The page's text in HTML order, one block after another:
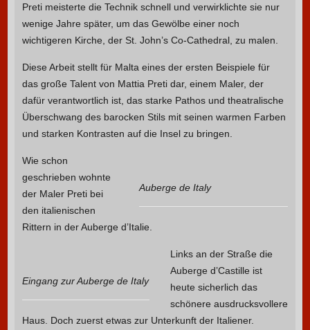
Preti meisterte die Technik schnell und verwirklichte sie nur
wenige Jahre später, um das Gewölbe einer noch
wichtigeren Kirche, der St. John’s Co-Cathedral, zu malen.
Diese Arbeit stellt für Malta eines der ersten Beispiele für
das große Talent von Mattia Preti dar, einem Maler, der
dafür verantwortlich ist, das starke Pathos und theatralische
Überschwang des barocken Stils mit seinen warmen Farben
und starken Kontrasten auf die Insel zu bringen.
Auberge de Italy
Wie schon
geschrieben wohnte
der Maler Preti bei
den italienischen
Rittern in der Auberge d’Italie.
Eingang zur Auberge de Italy
Links an der Straße die
Auberge d’Castille ist
heute sicherlich das
schönere ausdrucksvollere
Haus. Doch zuerst etwas zur Unterkunft der Italiener.